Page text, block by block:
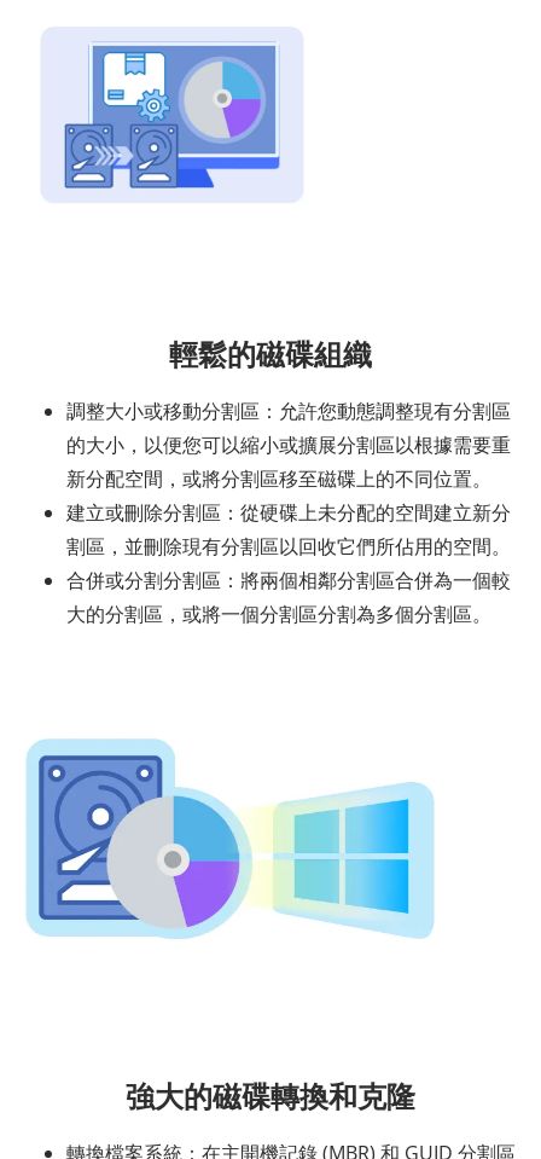
輕鬆的磁碟組織
調整大小或移動分割區：允許您動態調整現有分割區
的大小，以便您可以縮小或擴展分割區以根據需要重
新分配空間，或將分割區移至磁碟上的不同位置。
建立或刪除分割區：從硬碟上未分配的空間建立新分
割區，並刪除現有分割區以回收它們所佔用的空間。
合併或分割分割區：將兩個相鄰分割區合併為一個較
大的分割區，或將一個分割區分割為多個分割區。
強大的磁碟轉換和克隆
轉換檔案系統：在主開機記錄 (MBR) 和 GUID 分割區